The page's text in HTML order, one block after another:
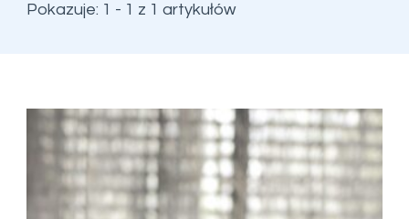
Pokazuje: 1 - 1 z 1 artykułów